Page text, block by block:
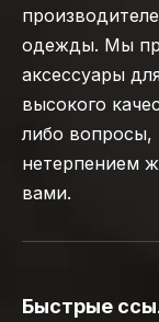
одежды. Мы
аксессуары
высокого
либо вопросы,
нетерпением
вами.
Быстрые